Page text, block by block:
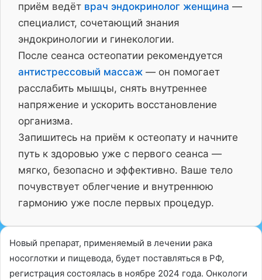
приём ведёт врач эндокринолог женщина —
специалист, сочетающий знания
эндокринологии и гинекологии.
После сеанса остеопатии рекомендуется
антистрессовый массаж — он помогает
расслабить мышцы, снять внутреннее
напряжение и ускорить восстановление
организма.
Запишитесь на приём к остеопату и начните
путь к здоровью уже с первого сеанса —
мягко, безопасно и эффективно. Ваше тело
почувствует облегчение и внутреннюю
гармонию уже после первых процедур.
Новый препарат, применяемый в лечении рака
носоглотки и пищевода, будет поставляться в РФ,
регистрация состоялась в ноябре 2024 года. Онкологи